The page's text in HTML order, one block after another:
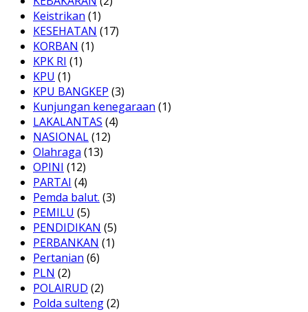
Keistrikan (1)
KESEHATAN (17)
KORBAN (1)
KPK RI (1)
KPU (1)
KPU BANGKEP (3)
Kunjungan kenegaraan (1)
LAKALANTAS (4)
NASIONAL(12)
Olahraga (13)
OPINI (12)
PARTAI (4)
Pemda balut. (3)
PEMILU (5)
PENDIDIKAN (5)
PERBANKAN (1)
Pertanian (6)
PLN (2)
POLAIRUD (2)
Polda sulteng(2)